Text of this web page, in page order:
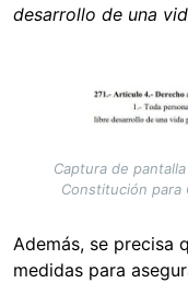
desarrollo de una
Captura de
Constitución para
Además, se precisa
medidas para